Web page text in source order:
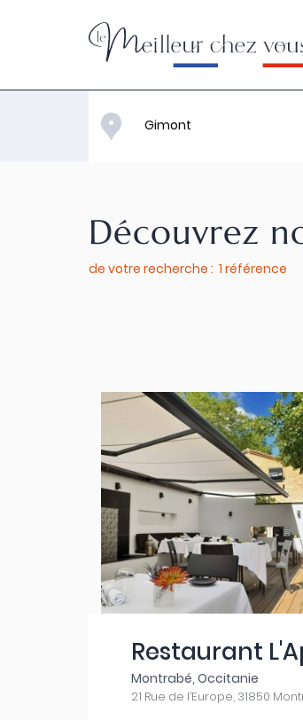
Découvrez
de votre recherche : 1 référence
Restaurant
Montrabé, Occitanie
21 Rue de l’Europe, 31850